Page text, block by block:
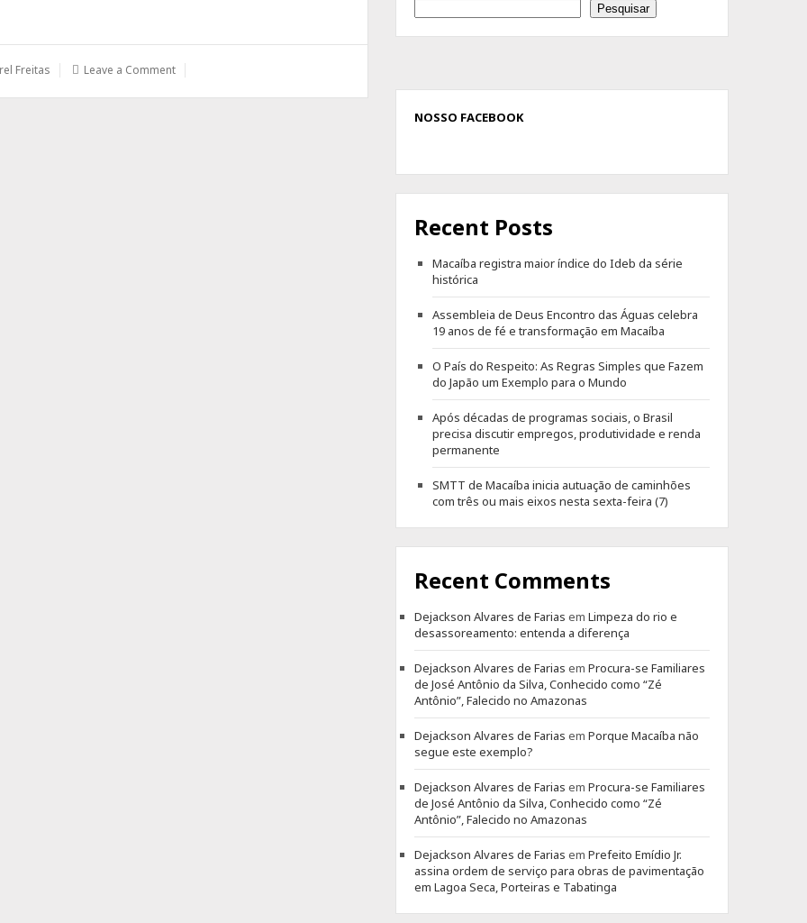
Freitas Leave a Comment
Pesquisar
NOSSO FACEBOOK
Recent Posts
Macaíba registra maior índice do Ideb da série
histórica
Assembleia de Deus Encontro das Águas celebra
19 anos de fé e transformação em Macaíba
O País do Respeito: As Regras Simples que Fazem
do Japão um Exemplo para o Mundo
Após décadas de programas sociais, o Brasil
precisa discutir empregos, produtividade e renda
permanente
SMTT de Macaíba inicia autuação de caminhões
com três ou mais eixos nesta sexta-feira (7)
Recent Comments
Dejackson Alvares de Farias emLimpeza do rio e
desassoreamento: entenda a diferença
Dejackson Alvares de Farias emProcura-se Familiares
de José Antônio da Silva, Conhecido como “Zé
Antônio”, Falecido no Amazonas
Dejackson Alvares de Farias emPorque Macaíba não
segue este exemplo?
Dejackson Alvares de Farias emProcura-se Familiares
de José Antônio da Silva, Conhecido como “Zé
Antônio”, Falecido no Amazonas
Dejackson Alvares de Farias emPrefeito Emídio Jr.
assina ordem de serviço para obras de pavimentação
em Lagoa Seca, Porteiras e Tabatinga